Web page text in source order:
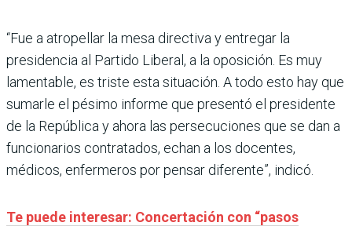
“Fue a atropellar la mesa directiva y entregar la
presidencia al Partido Liberal, a la oposición. Es muy
lamentable, es triste esta situación. A todo esto hay que
sumarle el pésimo informe que presentó el presidente
de la República y ahora las persecuciones que se dan a
funcionarios contratados, echan a los docentes,
médicos, enfermeros por pensar diferente”, indicó.
Te puede interesar: Concertación con “pasos